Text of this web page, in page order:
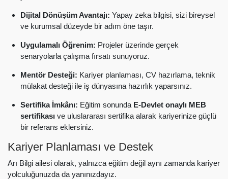
Dijital Dönüşüm Avantajı: Yapay zeka bilgisi, sizi bireysel
ve kurumsal düzeyde bir adım öne taşır.
Uygulamalı Öğrenim: Projeler üzerinde gerçek
senaryolarla çalışma fırsatı sunuyoruz.
Mentör Desteği: Kariyer planlaması, CV hazırlama, teknik
mülakat desteği ile iş dünyasına hazırlık yaparsınız.
Sertifika İmkânı: Eğitim sonunda E-Devlet onaylı MEB
sertifikası ve uluslararası sertifika alarak kariyerinize güçlü
bir referans eklersiniz.
Kariyer Planlaması ve Destek
Arı Bilgi ailesi olarak, yalnızca eğitim değil aynı zamanda kariyer
yolculuğunuzda da yanınızdayız.